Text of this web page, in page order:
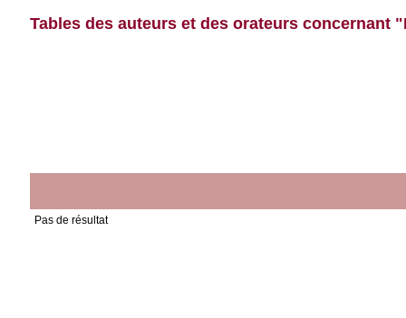
Tables des auteurs et des orateurs concernant
Pas de résultat